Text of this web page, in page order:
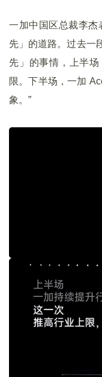
一加中国区总裁李杰
先」的道路。过去一
先」的事情，上半
限。下半场，一加
象。”